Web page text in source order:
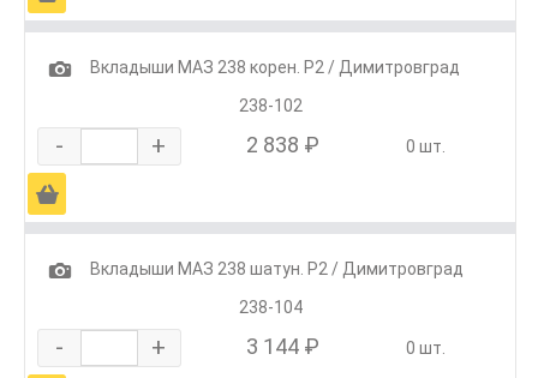
1
Вкладыши МАЗ 238 корен. Р2 / Димитровград
238-102
- + 2 838 ₽ 0 шт.
Ä
1
Вкладыши МАЗ 238 шатун. Р2 / Димитровград
238-104
- + 3 144 ₽ 0 шт.